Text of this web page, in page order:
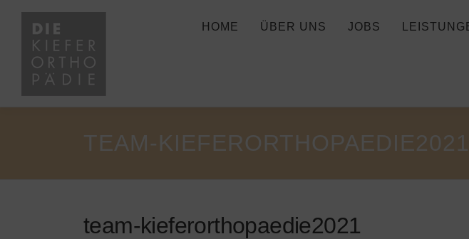
springen
HOME ÜBER UNS JOBS
TEAM-KIEFERORTHOPAEDIE2021
team-kieferorthopaedie2021